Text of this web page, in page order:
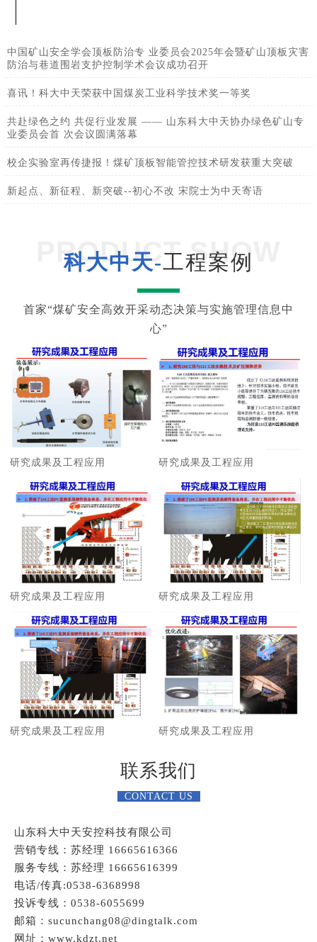
中国矿山安全学会顶板防治专 业委员会2025年会暨矿山顶板灾害
防治与巷道围岩支护控制学术会议成功召开
喜讯！科大中天荣获中国煤炭工业科学技术奖一等奖
共赴绿色之约 共促行业发展 —— 山东科大中天协办绿色矿山专
业委员会首 次会议圆满落幕
校企实验室再传捷报！煤矿顶板智能管控技术研发获重大突破
新起点、新征程、新突破--初心不改 宋院士为中天寄语
PRODUCT SHOW
科大中天-工程案例
首家“煤矿安全高效开采动态决策与实施管理信息中
心”
研究成果及工程应用 研究成果及工程应用
研究成果及工程应用 研究成果及工程应用
研究成果及工程应用 研究成果及工程应用
联系我们
CONTACT US
山东科大中天安控科技有限公司
营销专线：苏经理 16665616366
服务专线：苏经理 16665616399
电话/传真:0538-6368998
投诉专线：0538-6055699
邮箱：sucunchang08@dingtalk.com
网址：www.kdzt.net